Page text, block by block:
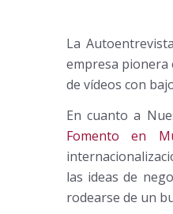
La
empresa pionera
de vídeos con
En cuanto a
Fomento en
las ideas de
rodearse de un